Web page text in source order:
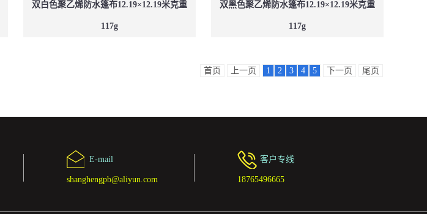
双白色聚乙烯防水篷布12.19×12.19米克重
117g
双黑色聚乙烯防水篷布12.19×12.19米克重
117g
首页 上一页 1 2 3 4 5 下一页 尾页
E-mail
shanghengpb@aliyun.com
客户专线
18765496665